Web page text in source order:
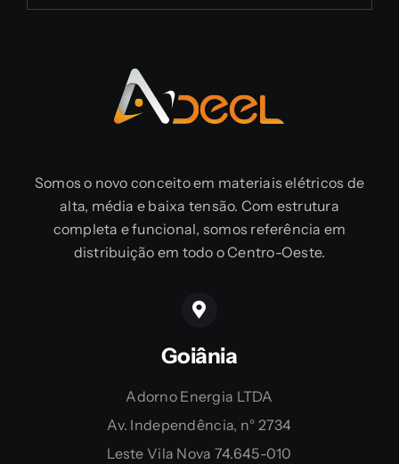
Somos o novo conceito em materiais elétricos de
alta, média e baixa tensão. Com estrutura
completa e funcional, somos referência em
distribuição em todo o Centro-Oeste.
Goiânia
Adorno Energia LTDA
Av. Independência, n° 2734
Leste Vila Nova 74.645-010